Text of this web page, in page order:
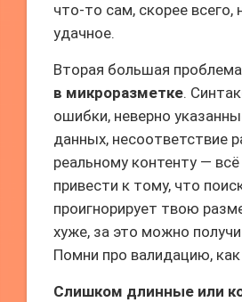
что-то сам, скорее всего,
удачное.
Вторая большая
в микроразметке.
ошибки, неверно
данных, несоответствие
реальному контенту —
привести к тому, что
проигнорирует твою
хуже, за это можно
Помни про валидацию,
Слишком длинные или